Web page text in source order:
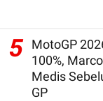
5 MotoGP
100%,
Medis
GP